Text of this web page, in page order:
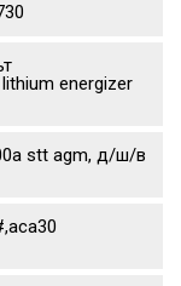
energizer
stt agm, д/ш/в